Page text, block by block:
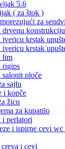
5.6
( za štok )
za
drvenu konstrukciju
krstak
krstak
lim
rigips
ploče
sajlu
i kopče
žicu
za kupatilo
i perlatori
i ispirne cevi wc
i cevi